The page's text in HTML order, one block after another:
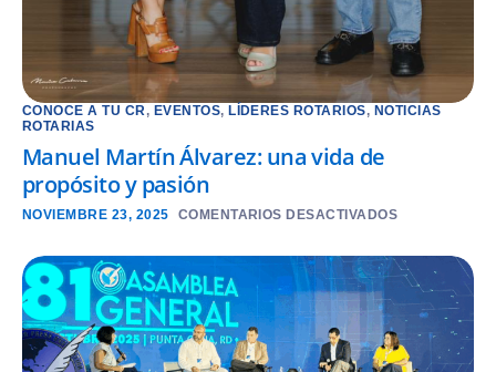
CONOCE A TU CR, EVENTOS,LÍDERES ROTARIOS, NOTICIAS
ROTARIAS
Manuel Martín Álvarez: una vida de
propósito y pasión
NOVIEMBRE 23, 2025 COMENTARIOS DESACTIVADOS